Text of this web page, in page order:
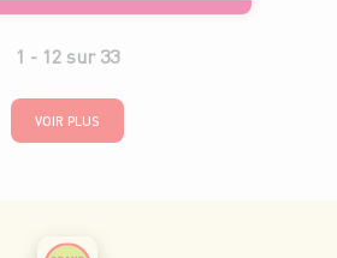
1 - 12sur33
VOIR PLUS